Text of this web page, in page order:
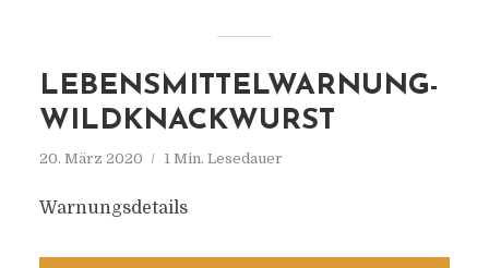
LEBENSMITTELWARNUNG-
WILDKNACKWURST
20. März 2020 1 Min. Lesedauer
Warnungsdetails